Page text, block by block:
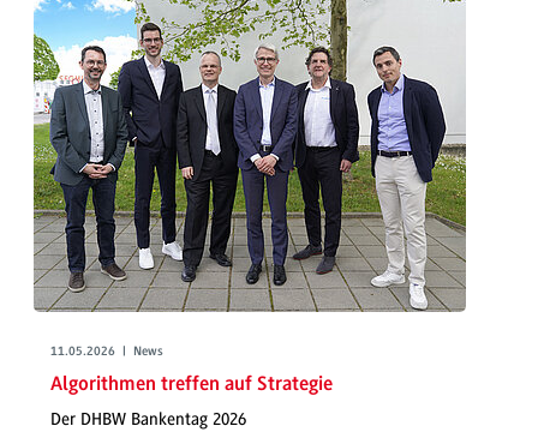
11.05.2026 | News
Algorithmen treffen auf Strategie
Der DHBW Bankentag 2026